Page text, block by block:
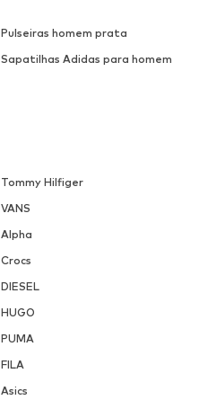
Pulseiras homem prata
Sapatilhas Adidas para homem
Tommy Hilfiger
VANS
Alpha
Crocs
DIESEL
HUGO
PUMA
FILA
Asics